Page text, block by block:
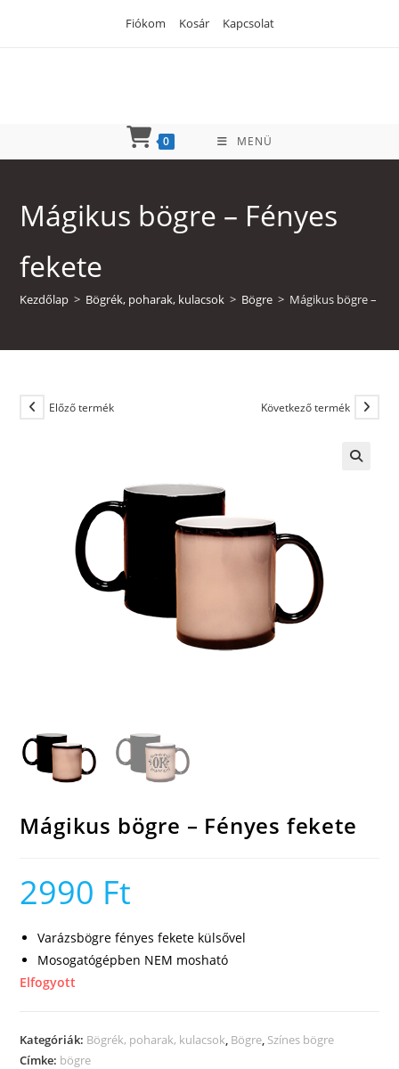
Fiókom Kosár Kapcsolat
0 MENÜ
Mágikus bögre – Fényes
fekete
Kezdőlap > Bögrék, poharak, kulacsok > Bögre > Mágikus bögre –
Előző termék Következő termék
Mágikus bögre – Fényes fekete
2990 Ft
Varázsbögre fényes fekete külsővel
Mosogatógépben NEM mosható
Elfogyott
Kategóriák: Bögrék, poharak, kulacsok, Bögre, Színes bögre
Címke: bögre